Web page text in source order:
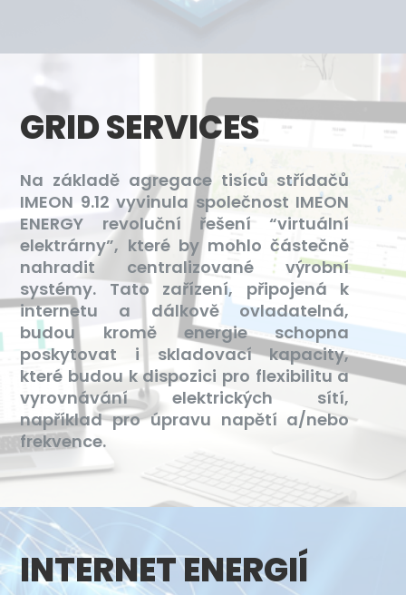
GRID SERVICES
Na základě agregace tisíců střídačů
IMEON 9.12 vyvinula společnost IMEON
ENERGY revoluční řešení “virtuální
elektrárny”, které by mohlo částečně
nahradit centralizované výrobní
systémy. Tato zařízení, připojená k
internetu a dálkově ovladatelná,
budou kromě energie schopna
poskytovat i skladovací kapacity,
které budou k dispozici pro flexibilitu a
vyrovnávání elektrických sítí,
například pro úpravu napětí a/nebo
frekvence.
INTERNET ENERGIÍ